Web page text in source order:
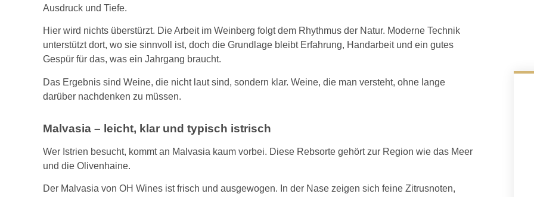
Ausdruck und Tiefe.
Hier wird nichts überstürzt. Die Arbeit im Weinberg folgt dem Rhythmus der Natur. Moderne Technik
unterstützt dort, wo sie sinnvoll ist, doch die Grundlage bleibt Erfahrung, Handarbeit und ein gutes
Gespür für das, was ein Jahrgang braucht.
Das Ergebnis sind Weine, die nicht laut sind, sondern klar. Weine, die man versteht, ohne lange
darüber nachdenken zu müssen.
Malvasia – leicht, klar und typisch istrisch
Wer Istrien besucht, kommt an Malvasia kaum vorbei. Diese Rebsorte gehört zur Region wie das Meer
und die Olivenhaine.
Der Malvasia von OH Wines ist frisch und ausgewogen. In der Nase zeigen sich feine Zitrusnoten,